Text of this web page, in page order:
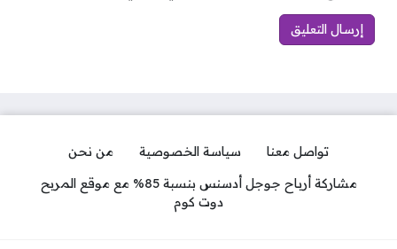
تواصل معنا سياسة الخصوصية
من نحن
مشاركة أرباح جوجل أدسنس بنسبة 85% مع موقع المربح
دوت كوم